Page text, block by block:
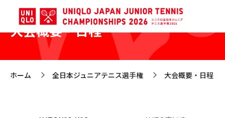
大会概要・日程
ホーム >
全日本ジュニアテニス選手権 >
大会概要・日程